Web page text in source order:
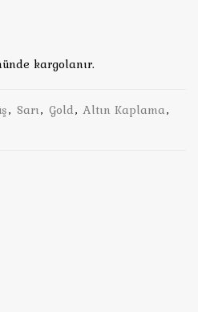
kargolanır.
, Sarı, Gold, Altın Kaplama,